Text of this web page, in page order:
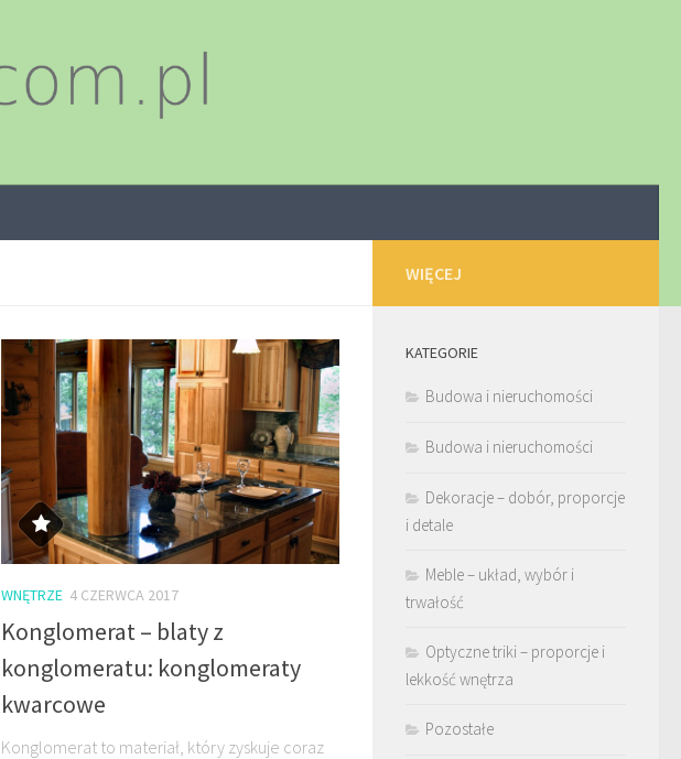
WNĘTRZE 4 CZERWCA 2017
Konglomerat – blaty z
konglomeratu: konglomeraty
kwarcowe
Konglomerat to materiał, który zyskuje coraz
WIĘCEJ
KATEGORIE
Budowa i nieruchomości
Budowa i nieruchomości
Dekoracje – dobór, proporcje
i detale
Meble – układ, wybór i
trwałość
Optyczne triki – proporcje i
lekkość wnętrza
Pozostałe